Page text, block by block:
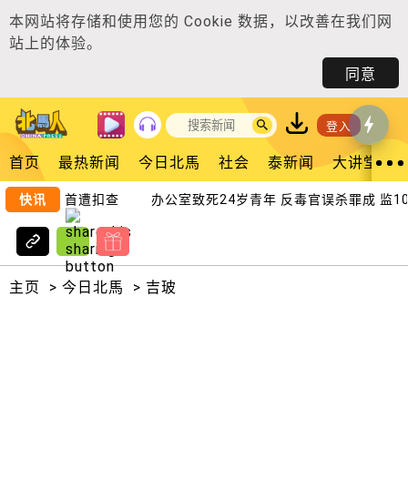
本网站将存储和使用您的 Cookie 数据，以改善在我们网
站上的体验。
同意
登入
首页 最热新闻 今日北馬 社会 泰新闻 大讲堂
快讯
凌晨自首遭扣查 办公室致死24岁青年 反毒官误杀罪成 监10年
主页 > 今日北馬 > 吉玻